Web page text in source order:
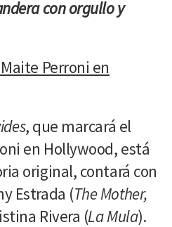
con orgullo y
Perroni en
, que marcará el
en Hollywood, está
original, contará con
Estrada (The Mother,
Rivera (La Mula).